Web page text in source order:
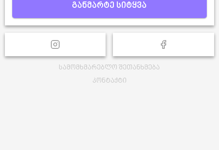
განმარტე სიტყვა
სამომხმარებლო შეთანხმება
კონტაქტი